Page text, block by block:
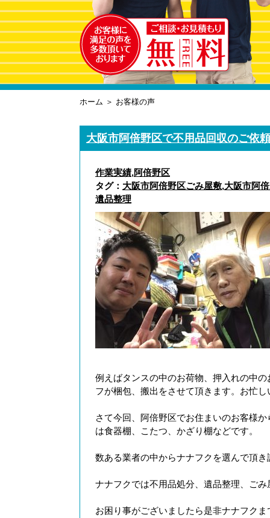
ホーム ＞ お客様の声
大阪市阿倍野区で不用品回収のご依
作業実績,阿倍野区
タグ： 大阪市阿倍野区ごみ屋敷,大阪市阿
遺品整理
例えばタンスの中のお荷物、押入れの中
フが梱包、搬出をさせて頂きます。お忙
さて今回、阿倍野区でお住まいのお客様
は食器棚、こたつ、かざり棚などです。
数ある業者の中からナナフクを選んで頂
ナナフクでは不用品処分、遺品整理、ご
お困り事がございましたら是非ナナフク